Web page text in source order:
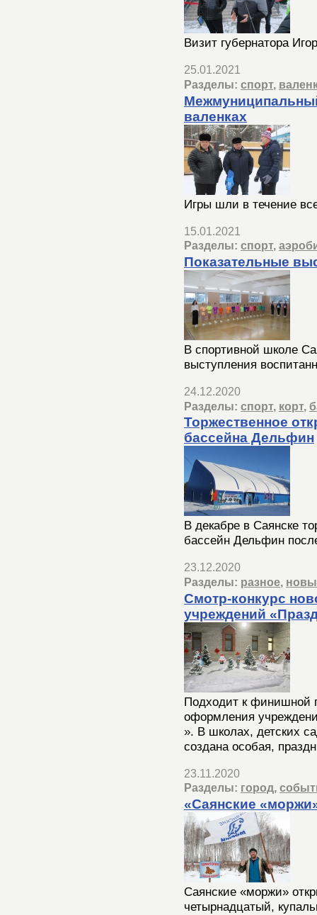
Визит губернатора
25.01.2021
Разделы: спорт,
валенках
Игры шли в течение
15.01.2021
Разделы: спорт,
Показательные
В спортивной школе
выступления
24.12.2020
Разделы: спорт, корт,
Торжественное
бассейна Дельфин
В декабре в Саянске
бассейн Дельфин
23.12.2020
Разделы: разное,
Смотр-конкурс
учреждений
Подходит к финишной
оформления
». В школах, детских
создана особая,
23.11.2020
Разделы: город,
«Саянские
Саянские «моржи»
четырнадцатый,